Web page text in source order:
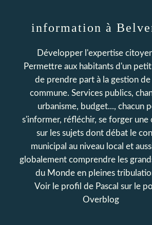
information à
Développer l'expertise
Permettre aux habitants d'un
de prendre part à la gestion de
commune. Services publics,
urbanisme, budget..., chacun
s'informer, réfléchir, se forger une
sur les sujets dont débat le
municipal au niveau local et
globalement comprendre les
du Monde en pleines
Voir le profil de Pascal sur le
Overblog